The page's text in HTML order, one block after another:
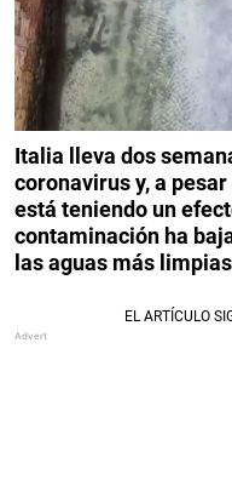
Italia lleva dos
coronavirus y, a
está teniendo un
contaminación ha
las aguas más